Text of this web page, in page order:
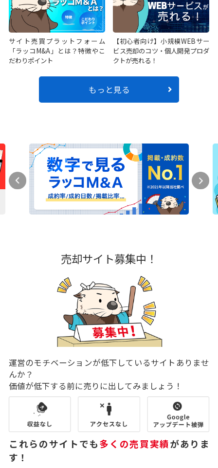
サイト売買プラットフォーム
「ラッコM&A」とは？特徴やこ
だわりポイント
【初心者向け】小規模WEBサー
ビス売却のコツ・個人開発プロダ
クトが売れる！
もっと見る
売却サイト募集中！
運営のモチベーションが低下しているサイトありませ
んか？
価値が低下する前に売りに出してみましょう！
これらのサイトでも多くの売買実績がありま
す！